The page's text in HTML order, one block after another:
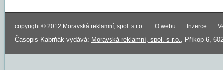
copyright © 2012 Moravská reklamní, spol. s r.o. O webu Inzerce
Časopis Kabrňák vydává: Moravská reklamní, spol. s r.o., Příkop 6,